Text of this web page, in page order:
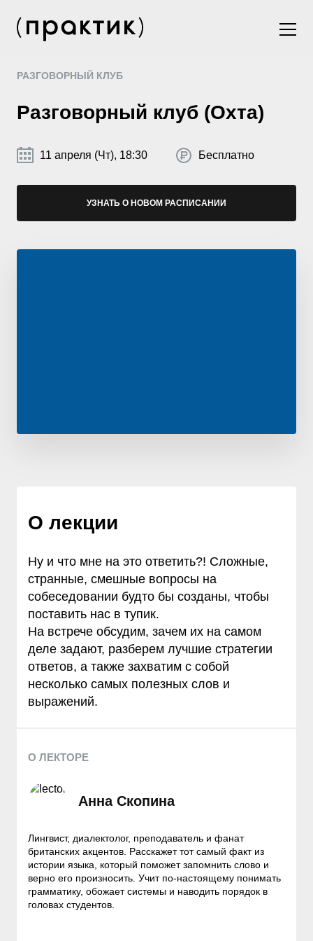
РАЗГОВОРНЫЙ КЛУБ
Разговорный клуб (Охта)
11 апреля (Чт), 18:30 Бесплатно
УЗНАТЬ О НОВОМ РАСПИСАНИИ
О лекции
Ну и что мне на это ответить?! Сложные,
странные, смешные вопросы на
собеседовании будто бы созданы, чтобы
поставить нас в тупик.
На встрече обсудим, зачем их на самом
деле задают, разберем лучшие стратегии
ответов, а также захватим с собой
несколько самых полезных слов и
выражений.
О ЛЕКТОРЕ
Анна Скопина
Лингвист, диалектолог, преподаватель и фанат
британских акцентов. Расскажет тот самый факт из
истории языка, который поможет запомнить слово и
верно его произносить. Учит по-настоящему понимать
грамматику, обожает системы и наводить порядок в
головах студентов.